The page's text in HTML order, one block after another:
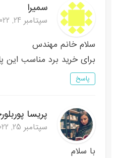
سمیرا
سپتامبر 24, 2022 در 3:14 ب.ظ
سلام خانم مهندس
برای خرید برد مناسب این
پاسخ
پریسا
سپتامبر 25, 2022 در 8:54 ق.ظ
با سلام